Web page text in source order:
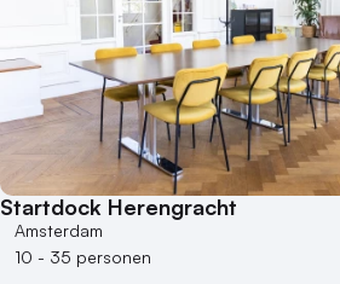
Startdock Herengracht
Amsterdam
10 - 35 personen